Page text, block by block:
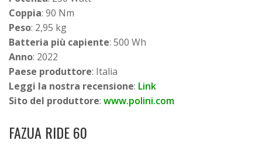
Coppia: 90 Nm
Peso: 2,95 kg
Batteria più capiente: 500 Wh
Anno: 2022
Paese produttore: Italia
Leggi la nostra recensione: Link
Sito del produttore: www.polini.com
FAZUA RIDE 60